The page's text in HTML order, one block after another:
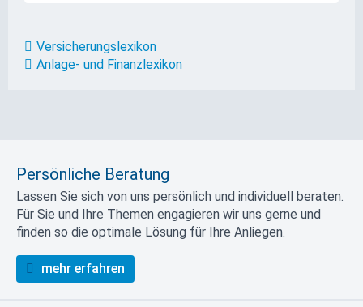
Versicherungslexikon
Anlage- und Finanzlexikon
Persönliche Beratung
Lassen Sie sich von uns persönlich und individuell beraten.
Für Sie und Ihre Themen engagieren wir uns gerne und
finden so die optimale Lösung für Ihre Anliegen.
mehr erfahren